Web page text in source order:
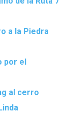
a la Piedra
por el
al cerro